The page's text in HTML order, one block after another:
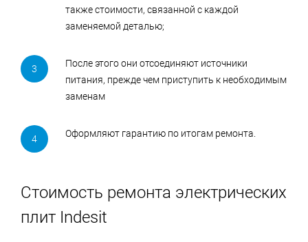
также стоимости, связанной с каждой
заменяемой деталью;
После этого они отсоединяют источники
питания, прежде чем приступить к необходимым
заменам
Оформляют гарантию по итогам ремонта.
Стоимость ремонта электрических
плит Indesit